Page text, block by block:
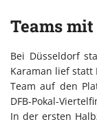
Teams
Bei Düsseldorf
Karaman lief statt
Team auf den
DFB-Pokal-
In der ersten